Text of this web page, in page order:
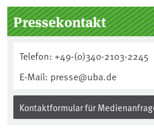
Seitenleiste
Pressekontakt
Telefon: +49-(0)340-2103-2245
E-Mail: presse@uba.de
Kontaktformular für